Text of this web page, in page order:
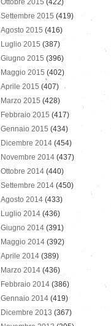
Ottobre 2015 (422)
Settembre 2015 (419)
Agosto 2015 (416)
Luglio 2015 (387)
Giugno 2015 (396)
Maggio 2015 (402)
Aprile 2015 (407)
Marzo 2015 (428)
Febbraio 2015 (417)
Gennaio 2015 (434)
Dicembre 2014 (454)
Novembre 2014 (437)
Ottobre 2014 (440)
Settembre 2014 (450)
Agosto 2014 (433)
Luglio 2014 (436)
Giugno 2014 (391)
Maggio 2014 (392)
Aprile 2014 (389)
Marzo 2014 (436)
Febbraio 2014 (386)
Gennaio 2014 (419)
Dicembre 2013 (367)